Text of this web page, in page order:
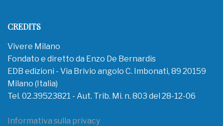
CREDITS
Vivere Milano
Fondato e diretto da Enzo De Bernardis
EDB edizioni - Via Brivio angolo C. Imbonati, 89 20159
Milano (Italia)
Tel. 02.39523821 - Aut. Trib. Mi. n. 803 del 28-12-06
Informativa sulla privacy